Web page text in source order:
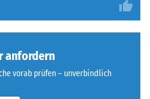
anfordern
vorab prüfen – unverbindlich